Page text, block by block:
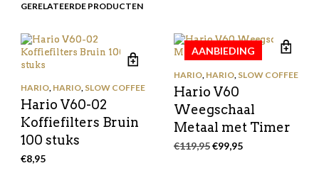
GERELATEERDE PRODUCTEN
HARIO, HARIO, SLOW COFFEE
Hario V60-02
Koffiefilters Bruin
100 stuks
€8,95
AANBIEDING
HARIO, HARIO, SLOW COFFEE
Hario V60
Weegschaal
Metaal met Timer
€119,95Oorspronkelijke
€99,95Huidige